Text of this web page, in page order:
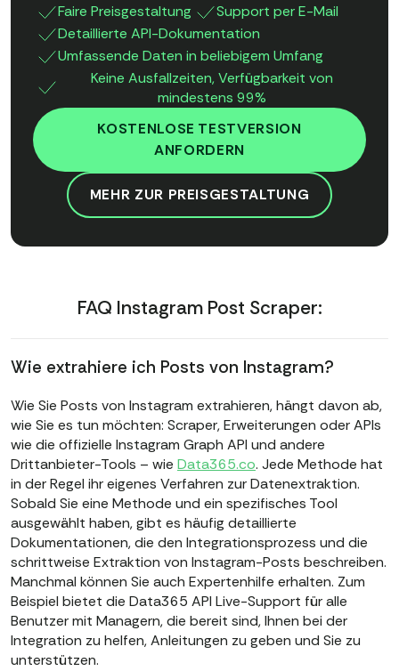
Faire Preisgestaltung
Support per E-Mail
Detaillierte API-Dokumentation
Umfassende Daten in beliebigem Umfang
Keine Ausfallzeiten, Verfügbarkeit von
mindestens 99%
KOSTENLOSE TESTVERSION
ANFORDERN
MEHR ZUR PREISGESTALTUNG
FAQ Instagram Post Scraper:
Wie extrahiere ich Posts von Instagram?
Wie Sie Posts von Instagram extrahieren, hängt davon ab,
wie Sie es tun möchten: Scraper, Erweiterungen oder APIs
wie die offizielle Instagram Graph API und andere
Drittanbieter-Tools – wie Data365.co. Jede Methode hat
in der Regel ihr eigenes Verfahren zur Datenextraktion.
Sobald Sie eine Methode und ein spezifisches Tool
ausgewählt haben, gibt es häufig detaillierte
Dokumentationen, die den Integrationsprozess und die
schrittweise Extraktion von Instagram-Posts beschreiben.
Manchmal können Sie auch Expertenhilfe erhalten. Zum
Beispiel bietet die Data365 API Live-Support für alle
Benutzer mit Managern, die bereit sind, Ihnen bei der
Integration zu helfen, Anleitungen zu geben und Sie zu
unterstützen.